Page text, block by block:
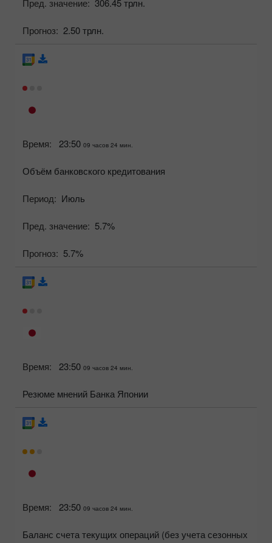
Пред. значение: 306.45 трлн.
Прогноз: 2.50 трлн.
Время: 23:50 09 часов 24 мин.
Объём банковского кредитования
Период: Июль
Пред. значение: 5.7%
Прогноз: 5.7%
Время: 23:50 09 часов 24 мин.
Резюме мнений Банка Японии
Время: 23:50 09 часов 24 мин.
Баланс счета текущих операций (без учета сезонных